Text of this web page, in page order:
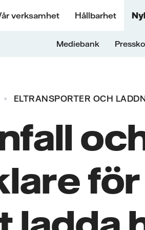
verksamhet Hållbarhet
Mediebank
ELTRANSPORTER OCH